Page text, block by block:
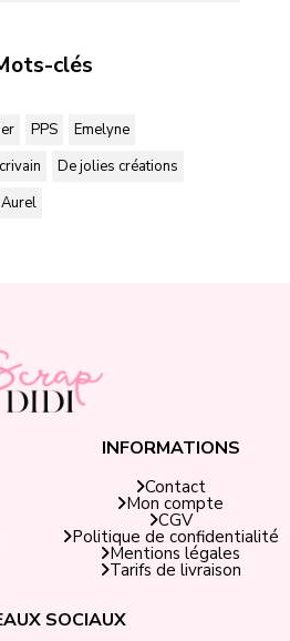
clés
PPS
Emelyne
De jolies créations
Aurel
INFORMATIONS
Contact
Mon compte
CGV
Politique de confidentialité
Mentions légales
Tarifs de livraison
SOCIAUX